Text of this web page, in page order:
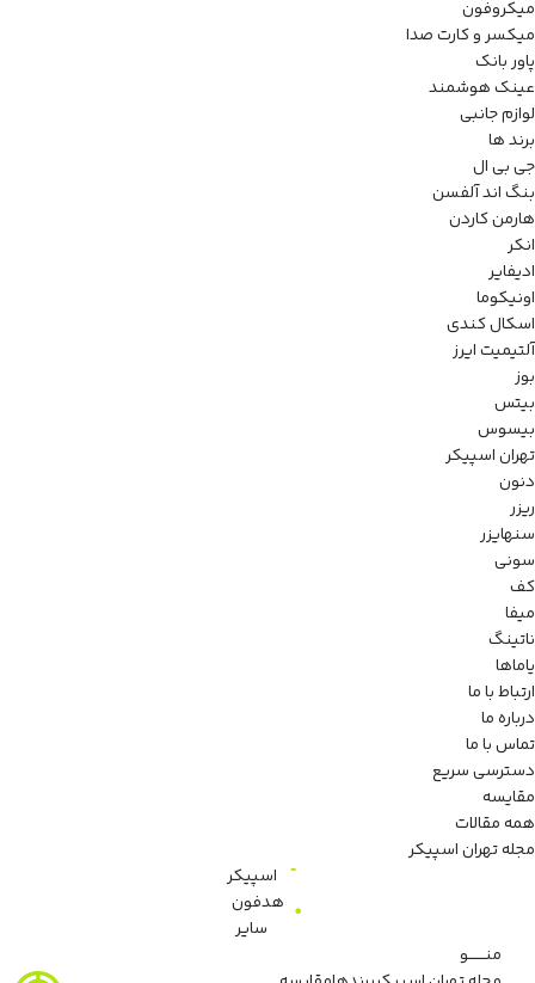
میکروفون
میکسر و کارت صدا
پاور بانک
عینک هوشمند
لوازم جانبی
برند ها
جی بی ال
بنگ اند آلفسن
هارمن کاردن
انکر
ادیفایر
اونیکوما
اسکال کندی
آلتیمیت ایرز
بوز
بیتس
بیسوس
تهران اسپیکر
دنون
ریزر
سنهایزر
سونی
کف
میفا
ناتینگ
یاماها
ارتباط با ما
درباره ما
تماس با ما
دسترسی سریع
مقایسه
همه مقالات
مجله تهران اسپیکر
اسپیکر
هدفون
سایر
منـــــــو